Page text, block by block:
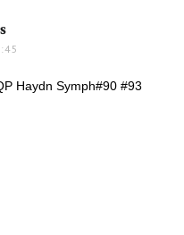
Haydn Symph#90 #93